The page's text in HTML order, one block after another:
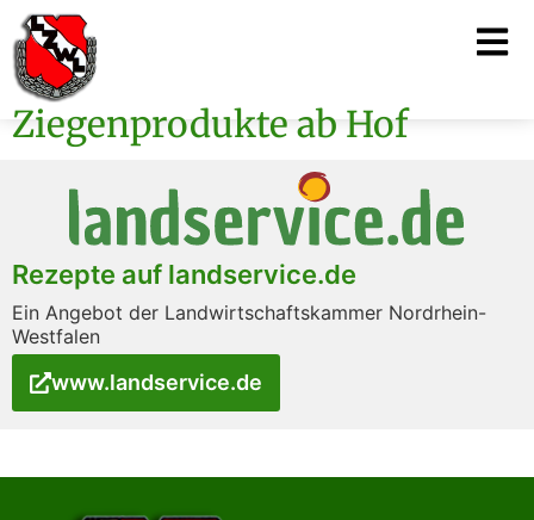
Ziegenprodukte ab Hof
Rezepte auf landservice.de
Ein Angebot der Landwirtschaftskammer Nordrhein-
Westfalen
www.landservice.de